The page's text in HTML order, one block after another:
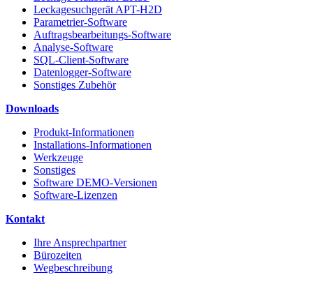
Leckagesuchgerät APT-H2D
Parametrier-Software
Auftragsbearbeitungs-Software
Analyse-Software
SQL-Client-Software
Datenlogger-Software
Sonstiges Zubehör
Downloads
Produkt-Informationen
Installations-Informationen
Werkzeuge
Sonstiges
Software DEMO-Versionen
Software-Lizenzen
Kontakt
Ihre Ansprechpartner
Bürozeiten
Wegbeschreibung